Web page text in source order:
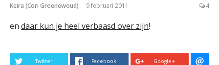
Keira (Cori Groenewoud) 9 februari 2011 4
en daar kun je heel verbaasd over zijn!
Twitter Facebook Google+